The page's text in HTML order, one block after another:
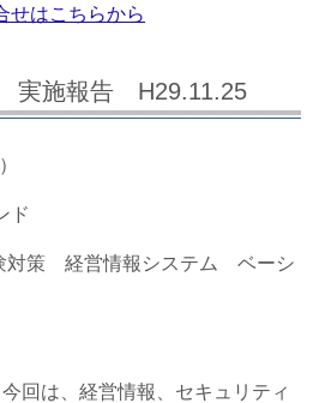
せはこちらから
実施報告 H29.11.25
ド
策 経営情報システム ベーシ
回は、経営情報、セキュリティ